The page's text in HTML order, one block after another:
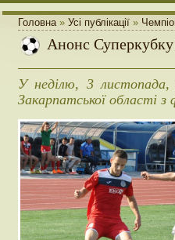
Головна» Усі публікації »
Анонс Суперкубку
У неділю, 3 листопада,
Закарпатської області з